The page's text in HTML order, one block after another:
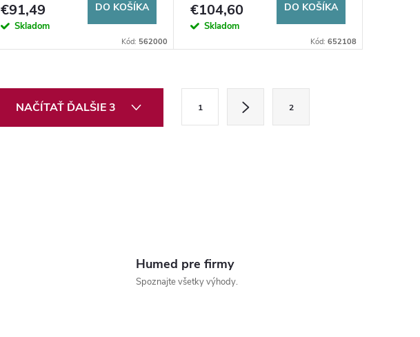
€91,49
Skladom
DO KOŠÍKA
Kód: 562000
€104,60
Skladom
DO KOŠÍKA
Kód: 652108
NAČÍTAŤ ĎALŠIE 3
a
1 2
Humed pre firmy
Spoznajte všetky výhody.